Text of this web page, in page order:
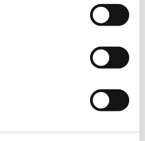
bilag
betaling ved
fra Grennesminde